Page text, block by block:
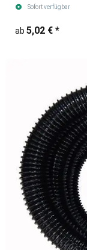
Sofort verfügbar
ab 5,02 € *